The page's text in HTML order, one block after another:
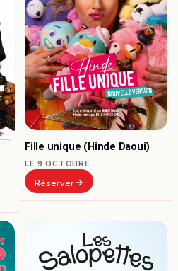
Fille unique (Hinde Daoui)
LE 9 OCTOBRE
Réserver